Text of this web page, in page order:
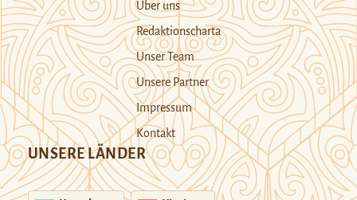
Über uns
Redaktionscharta
Unser Team
Unsere Partner
Impressum
Kontakt
UNSERE LÄNDER